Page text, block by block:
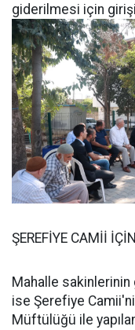
giderilmesi için
ŞEREFİYE CAMİİ
Mahalle
ise Şerefiye
Müftülüğü ile